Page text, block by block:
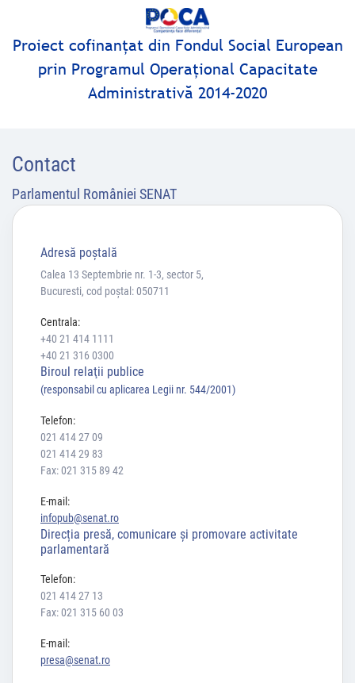
Proiect cofinanţat din Fondul Social European
prin Programul Operaţional Capacitate
Administrativă 2014-2020
Contact
Parlamentul României SENAT
Adresă poştală
Calea 13 Septembrie nr. 1-3, sector 5,
Bucuresti, cod poștal: 050711
Centrala:
+40 21 414 1111
+40 21 316 0300
Biroul relaţii publice
(responsabil cu aplicarea Legii nr. 544/2001)
Telefon:
021 414 27 09
021 414 29 83
Fax: 021 315 89 42
E-mail:
infopub@senat.ro
Direcția presă, comunicare și promovare activitate
parlamentară
Telefon:
021 414 27 13
Fax: 021 315 60 03
E-mail:
presa@senat.ro